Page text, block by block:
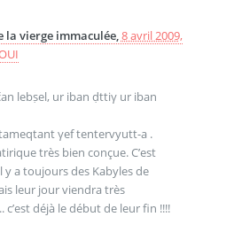
la vierge immaculée,8 avril 2009,
lebṣel, ur iban ḍttiγ ur iban
γef tentervyutt-a .
très bien conçue. C’est
y a toujours des Kabyles de
leur jour viendra très
déjà le début de leur fin !!!!